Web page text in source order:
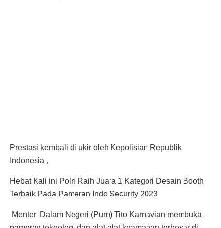
Prestasi kembali di ukir oleh Kepolisian Republik
Indonesia ,
Hebat Kali ini Polri Raih Juara 1 Kategori Desain Booth
Terbaik Pada Pameran Indo Security 2023
Menteri Dalam Negeri (Purn) Tito Karnavian membuka